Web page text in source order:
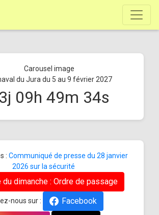
du Jura du 5 au 9 février 2027
j 09h 49m 34s
: Communiqué de presse du 28 janvier
2026 sur la sécurité
du dimanche : Ordre de passage
nous sur :
Facebook